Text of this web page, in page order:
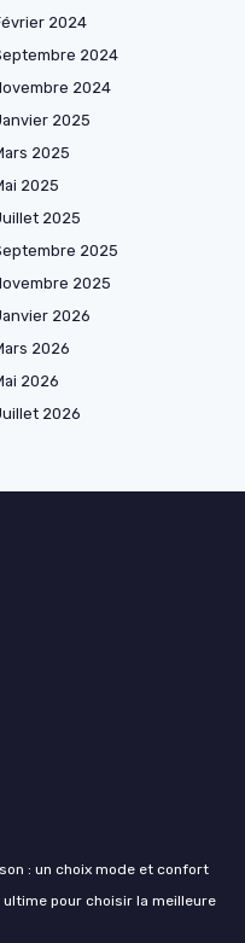
2024
2024
2024
2025
2025
2025
2025
2025
2025
2026
2026
2026
2026
: un choix mode et confort
pour choisir la meilleure